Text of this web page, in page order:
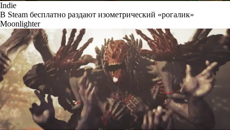
Indie
В Steam бесплатно раздают изометрический «рогалик»
Moonlighter